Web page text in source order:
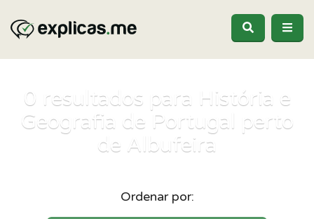
0 resultados para História e
Geografia de Portugal perto
de Albufeira
Ordenar por: